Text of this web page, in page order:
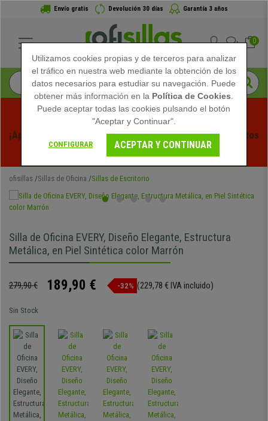
Envío gratis Devolución 30 días Garantía 3 años
0
¡Aprovecha las Rebajas de Verano en Ofisillas! Descuentos
Exclusivos por Tiempo Limitado - Ver Promo
ofisillas Sillas de Oficina Sillas de Escritorio
Silla de Oficina EVERY, Diseño Elegante, Estructura
Metálica, en Piel Sintética color Marrón
279,90 € 189,90 € -32% (229,78 € IVA incluido)
Sin Stock
Utilizamos cookies propias y de terceros para analizar
el tráfico en nuestra web mediante la obtención de los
datos necesarios para estudiar su navegación. Puede
obtener más información en la Política de Cookies
Puede aceptar todas las cookies pulsando el botón
"Aceptar y Continuar".
CONFIGURAR ACEPTAR Y CONTINUAR